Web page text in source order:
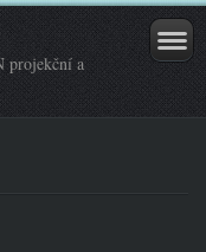
projekční a